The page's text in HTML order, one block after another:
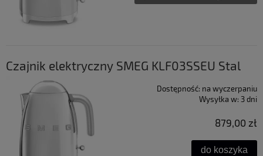
Czajnik elektryczny SMEG KLF03SSEU Stal
Dostępność: na wyczerpaniu
Wysyłka w: 3 dni
879,00 zł
do koszyka